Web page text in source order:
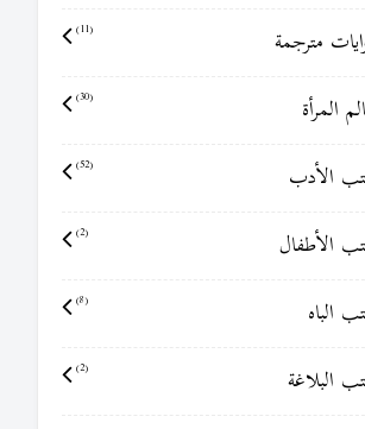
مترجمة (11)
المرأة (30)
الأدب (52)
الأطفال (2)
الباه (8)
البلاغة (2)